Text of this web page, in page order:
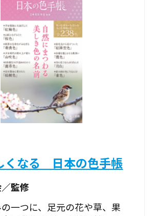
くなる 日本の色手帳
監修
一つに、足元の花や草、果